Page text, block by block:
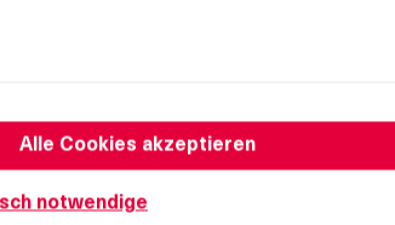
Alle Cookies akzeptieren
notwendige